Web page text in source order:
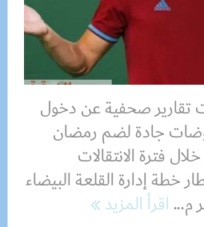
صحفية عن دخول
جادة لضم رمضان
فترة الانتقالات
خطة إدارة القلعة البيضاء
م...اقرأ المزيد